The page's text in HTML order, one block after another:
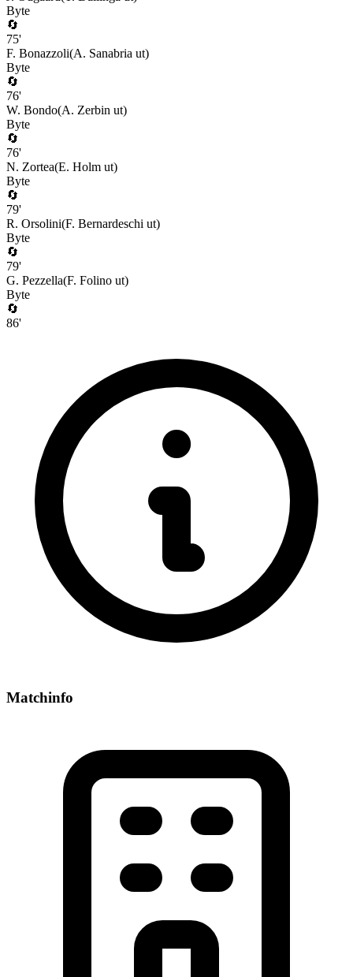
Byte
🔄
75'
F. Bonazzoli(A. Sanabria ut)
Byte
🔄
76'
W. Bondo(A. Zerbin ut)
Byte
🔄
76'
N. Zortea(E. Holm ut)
Byte
🔄
79'
R. Orsolini(F. Bernardeschi ut)
Byte
🔄
79'
G. Pezzella(F. Folino ut)
Byte
🔄
86'
Matchinfo